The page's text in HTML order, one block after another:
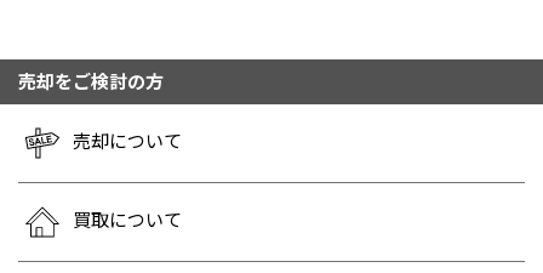
売却をご検討の方
売却について
買取について